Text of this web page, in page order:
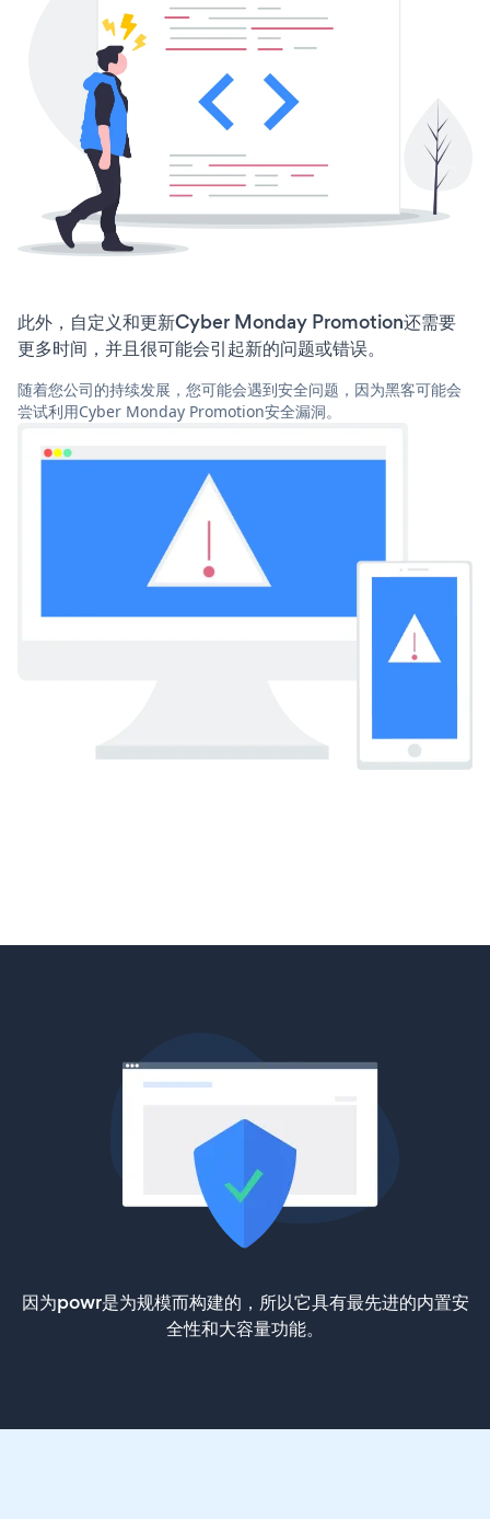
此外，自定义和更新Cyber Monday Promotion还需要
更多时间，并且很可能会引起新的问题或错误。
随着您公司的持续发展，您可能会遇到安全问题，因为黑客可能会
尝试利用Cyber Monday Promotion安全漏洞。
因为powr是为规模而构建的，所以它具有最先进的内置安
全性和大容量功能。